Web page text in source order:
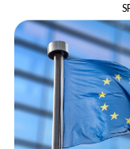
Overslaan
en
naar
de
inhoud
gaan